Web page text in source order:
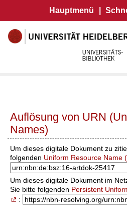
Hauptmenü
Auflösung von URN
Names)
Um dieses digitale Dokument zu
folgenden Uniform Resource Name
Um dieses digitale Dokument im
Sie bitte folgenden Persistent
: